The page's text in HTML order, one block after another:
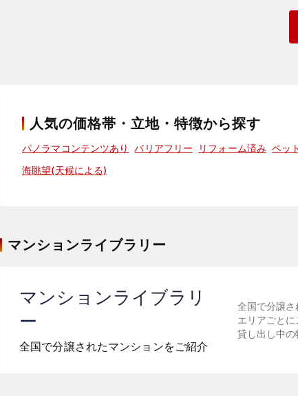
人気の価格帯・立地・特徴から探す
パノラマコンテンツあり バリアフリー リフォーム済み ペッ
海眺望(天候による)
マンションライブラリー
マンションライブラリ
ー
全国で分譲されたマンションをご紹介
全国で分譲
エリアごとに
貸し出し中の